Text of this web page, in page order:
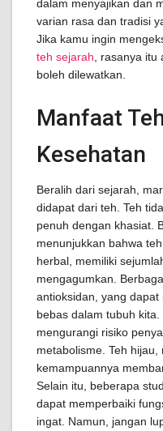
dalam menyajikan dan
varian rasa dan tradisi
Jika kamu ingin
teh sejarah , rasanya
boleh dilewatkan.
Manfaat
Kesehatan
Beralih dari sejarah,
didapat dari teh. Teh
penuh dengan khasiat.
menunjukkan bahwa
herbal, memiliki
mengagumkan.
antioksidan, yang
bebas dalam tubuh
mengurangi risiko
metabolisme. Teh
kemampuannya
Selain itu, beberapa
dapat memperbaiki
ingat. Namun, jangan